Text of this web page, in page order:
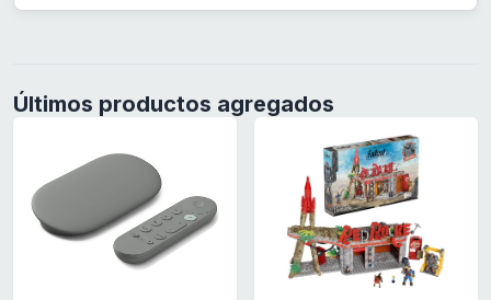
Últimos productos agregados